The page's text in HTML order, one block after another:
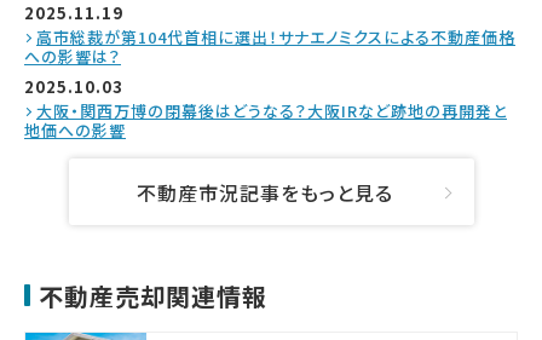
2025.11.19
高市総裁が第104代首相に選出！サナエノミクスによる不動産価格
への影響は？
2025.10.03
大阪・関西万博の閉幕後はどうなる？大阪IRなど跡地の再開発と
地価への影響
不動産市況記事をもっと見る
不動産売却関連情報